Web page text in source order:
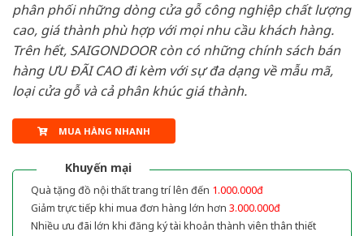
phân phối những dòng cửa gỗ công nghiệp chất lượng
cao, giá thành phù hợp với mọi nhu cầu khách hàng.
Trên hết, SAIGONDOOR còn có những chính sách bán
hàng ƯU ĐÃI CAO đi kèm với sự đa dạng về mẫu mã,
loại cửa gỗ và cả phân khúc giá thành.
MUA HÀNG NHANH
Khuyến mại
Quà tặng đồ nội thất trang trí lên đến 1.000.000đ
Giảm trực tiếp khi mua đơn hàng lớn hơn 3.000.000đ
Nhiều ưu đãi lớn khi đăng ký tài khoản thành viên thân thiết